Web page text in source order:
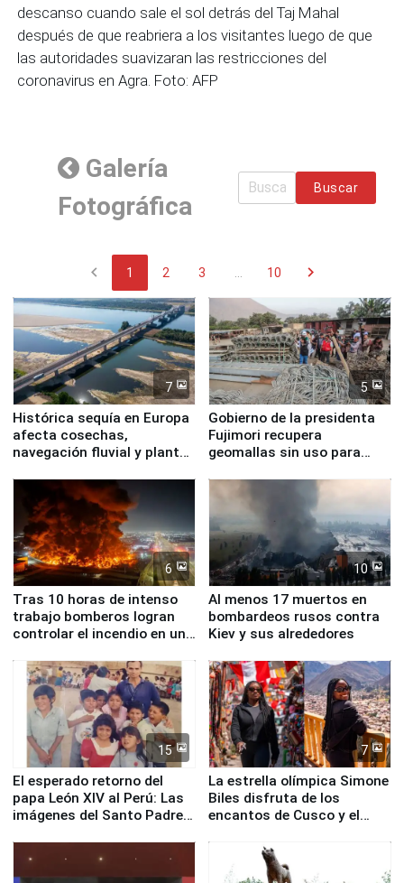
descanso cuando sale el sol detrás del Taj Mahal
después de que reabriera a los visitantes luego de que
las autoridades suavizaran las restricciones del
coronavirus en Agra. Foto: AFP
Galería
Fotográfica
Buscar
chevron_left 1 2 3 10 chevron_right
7
Histórica sequía en Europa
afecta cosechas,
navegación fluvial y plantas
5
Gobierno de la presidenta
Fujimori recupera
geomallas sin uso para
Fenómeno El Niño
6
Tras 10 horas de intenso
trabajo bomberos logran
controlar el incendio en una
de Chile
10
Al menos 17 muertos en
bombardeos rusos contra
Kiev y sus alrededores
15
El esperado retorno del
papa León XIV al Perú: Las
imágenes del Santo Padre
7
La estrella olímpica Simone
Biles disfruta de los
encantos de Cusco y el